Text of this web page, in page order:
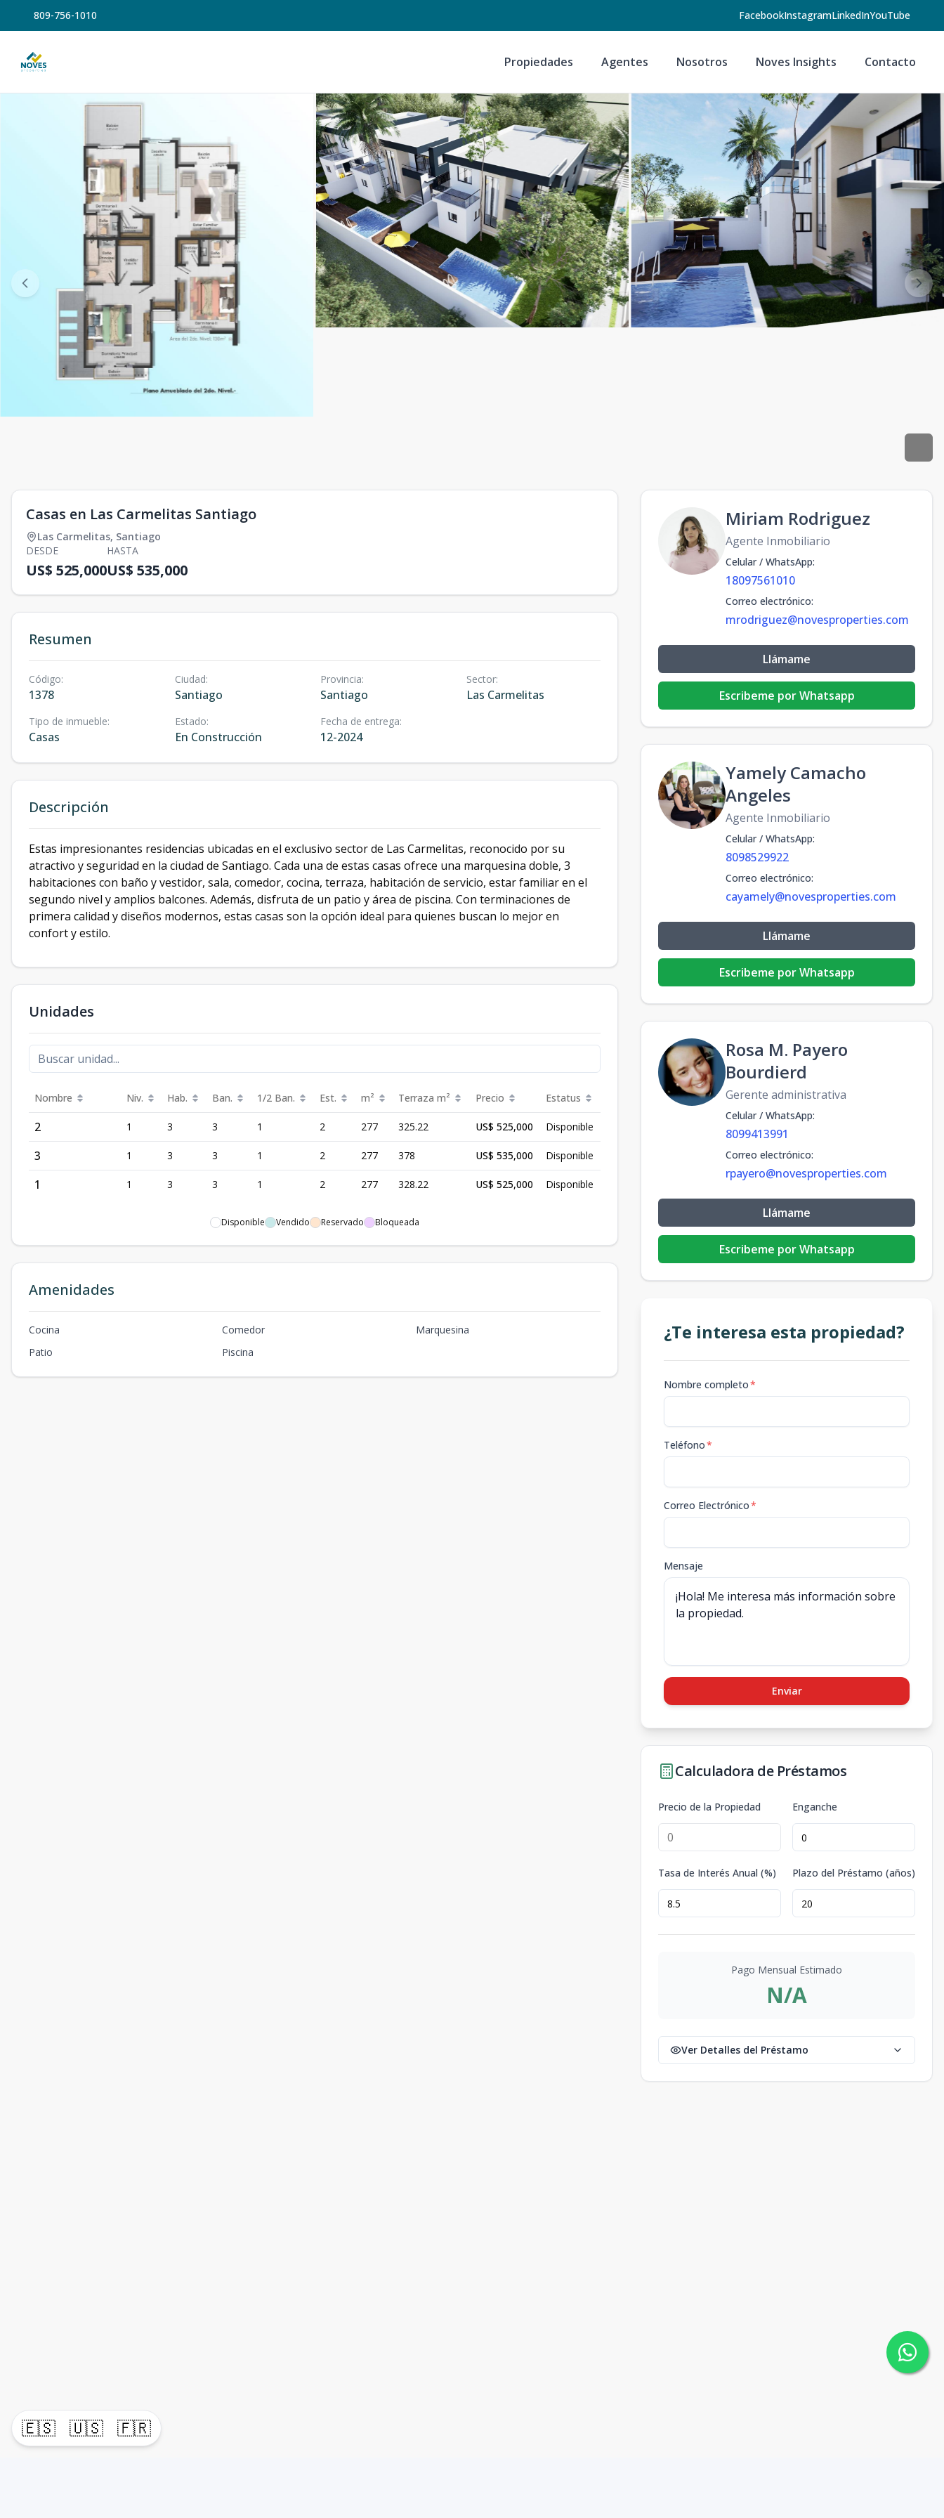
🇪🇸 🇺🇸 🇫🇷
809-756-1010 FacebookInstagramLinkedInYouTube
Propiedades Agentes Nosotros Noves Insights Contacto
Casas en Las Carmelitas Santiago
Las Carmelitas, Santiago
DESDE
US$ 525,000
HASTA
US$ 535,000
Resumen
Código:
1378
Ciudad:
Santiago
Provincia:
Santiago
Sector:
Las Carmelitas
Tipo de inmueble:
Casas
Estado:
En Construcción
Fecha de entrega:
12-2024
Descripción
Estas impresionantes residencias ubicadas en el exclusivo sector de Las Carmelitas, reconocido por su
atractivo y seguridad en la ciudad de Santiago. Cada una de estas casas ofrece una marquesina doble, 3
habitaciones con baño y vestidor, sala, comedor, cocina, terraza, habitación de servicio, estar familiar en el
segundo nivel y amplios balcones. Además, disfruta de un patio y área de piscina. Con terminaciones de
primera calidad y diseños modernos, estas casas son la opción ideal para quienes buscan lo mejor en
confort y estilo.
Unidades
Nombre Niv. Hab. Ban. 1/2 Ban. Est. m² Terraza m² Precio Estatus
2 1 3 3 1 2 277 325.22 US$ 525,000 Disponible
3 1 3 3 1 2 277 378 US$ 535,000 Disponible
1 1 3 3 1 2 277 328.22 US$ 525,000 Disponible
Disponible Vendido Reservado Bloqueada
Amenidades
Cocina Comedor
Marquesina
Patio
Piscina
Miriam Rodriguez
Agente Inmobiliario
Celular / WhatsApp:
18097561010
Correo electrónico:
mrodriguez@novesproperties.com
Llámame
Escribeme por Whatsapp
Yamely Camacho
Angeles
Agente Inmobiliario
Celular / WhatsApp:
8098529922
Correo electrónico:
cayamely@novesproperties.com
Llámame
Escribeme por Whatsapp
Rosa M. Payero
Bourdierd
Gerente administrativa
Celular / WhatsApp:
8099413991
Correo electrónico:
rpayero@novesproperties.com
Llámame
Escribeme por Whatsapp
¿Te interesa esta propiedad?
Nombre completo*
Teléfono*
Correo Electrónico*
Mensaje
Enviar
Calculadora de Préstamos
Precio de la Propiedad Enganche
Tasa de Interés Anual (%) Plazo del Préstamo (años)
Pago Mensual Estimado
N/A
Ver Detalles del Préstamo